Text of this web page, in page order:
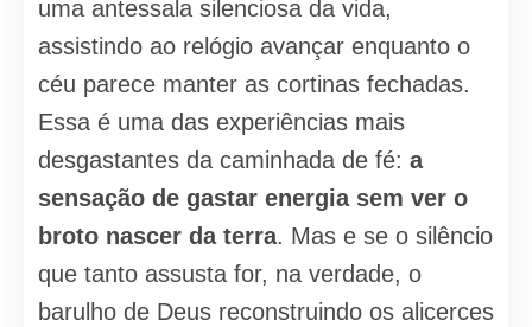
uma antessala silenciosa da vida,
assistindo ao relógio avançar enquanto o
céu parece manter as cortinas fechadas.
Essa é uma das experiências mais
desgastantes da caminhada de fé: a
sensação de gastar energia sem ver o
broto nascer da terra. Mas e se o silêncio
que tanto assusta for, na verdade, o
barulho de Deus reconstruindo os alicerces